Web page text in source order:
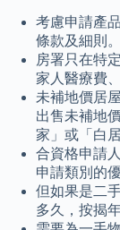
考慮申請產
條款及細則。
房署只在特
家人醫療費
未補地價居
出售未補地
家」或「白
合資格申請
申請類別的
但如果是二
多久，按揭